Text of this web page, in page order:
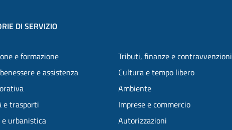
DI SERVIZIO
e formazione
e assistenza
e trasporti
urbanistica
Tributi, finanze e contravvenzioni
Cultura e tempo libero
Ambiente
Imprese e commercio
Autorizzazioni